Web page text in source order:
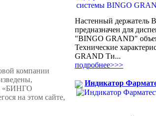
компании
«БИНГО
на этом сайте,
Настенный держатель
предназначен для
"BINGO GRAND"
Технические
GRAND Ти...
подробнее>>>
Индикатор